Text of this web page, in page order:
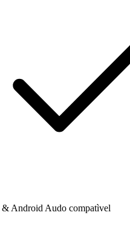
& Android Audo compatìvel